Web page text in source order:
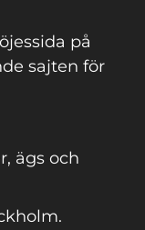
på
sajten för
ägs och